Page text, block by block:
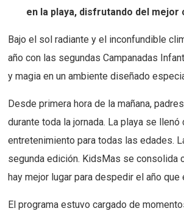
en la playa, disfrutando del mejor
Bajo el sol radiante y el inconfundible
año con las segundas Campanadas
y magia en un ambiente diseñado
Desde primera hora de la mañana,
durante toda la jornada. La playa se
entretenimiento para todas las edades.
segunda edición. KidsMas se consolida
hay mejor lugar para despedir el año
El programa estuvo cargado de